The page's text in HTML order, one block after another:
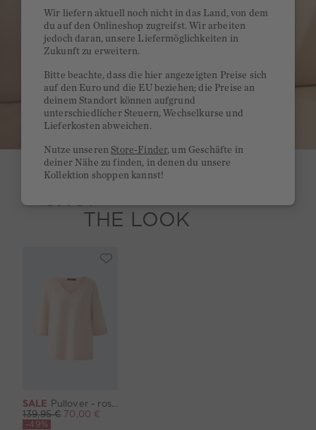
SHOP
THE LOOK
SALE Pullover - rose red
139,95 € 70,00 €
-49%
Wir liefern aktuell noch nicht in das Land, von dem
du auf den Onlineshop zugreifst. Wir arbeiten
jedoch daran, unsere Liefermöglichkeiten in
Zukunft zu erweitern.
Bitte beachte, dass die hier angezeigten Preise sich
auf den Euro und die EU beziehen; die Preise an
deinem Standort können aufgrund
unterschiedlicher Steuern, Wechselkurse und
Lieferkosten abweichen.
Nutze unserenStore-Finder, um Geschäfte in
deiner Nähe zu finden, in denen du unsere
Kollektion shoppen kannst!